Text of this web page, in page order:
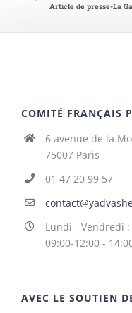
Article de presse-La
COMITÉ FRANÇAIS
6 avenue de la
75007 Paris
01 47 20 99 57
Lundi - Vendredi :
09:00-12:00 -
AVEC LE SOUTIEN